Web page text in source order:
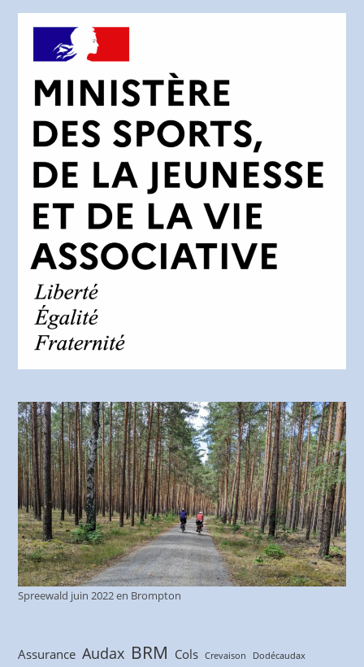
Spreewald juin 2022 en Brompton
Assurance Audax BRM Cols Crevaison Dodécaudax